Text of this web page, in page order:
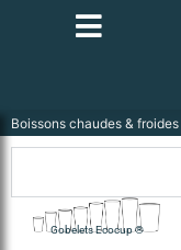
Boissons chaudes & froides
Gobelets Ecocup ®